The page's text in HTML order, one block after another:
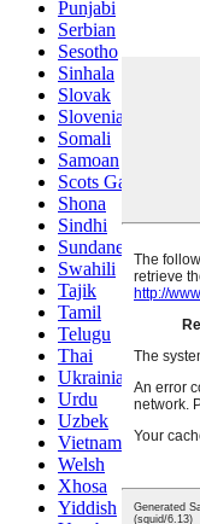
Punjabi
Serbian
Sesotho
Sinhala
Slovak
Slovenian
Somali
Samoan
Scots Gaelic
Shona
Sindhi
Sundanese
Swahili
Tajik
Tamil
Telugu
Thai
Ukrainian
Urdu
Uzbek
Vietnamese
Welsh
Xhosa
Yiddish